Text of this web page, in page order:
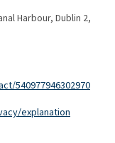
Harbour, Dublin 2,
540977946302970
explanation